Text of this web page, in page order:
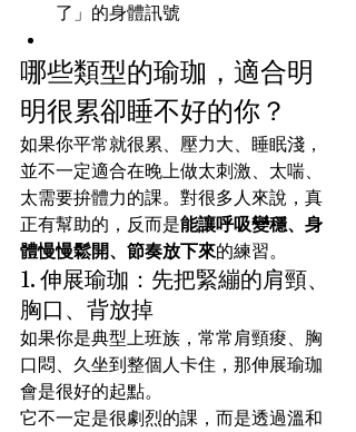
了」的身體訊號
哪些類型的瑜珈，適合明
明很累卻睡不好的你？
如果你平常就很累、壓力大、睡眠淺，
並不一定適合在晚上做太刺激、太喘、
太需要拚體力的課。對很多人來說，真
正有幫助的，反而是能讓呼吸變穩、身
體慢慢鬆開、節奏放下來的練習。
1. 伸展瑜珈：先把緊繃的肩頸、
胸口、背放掉
如果你是典型上班族，常常肩頸痠、胸
口悶、久坐到整個人卡住，那伸展瑜珈
會是很好的起點。
它不一定是很劇烈的課，而是透過溫和